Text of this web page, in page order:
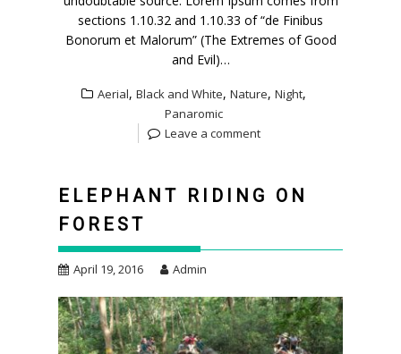
sections 1.10.32 and 1.10.33 of “de Finibus
Bonorum et Malorum” (The Extremes of Good
and Evil)…
Aerial, Black and White, Nature, Night,
Panaromic
Leave a comment
ELEPHANT RIDING ON
FOREST
April 19, 2016 Admin